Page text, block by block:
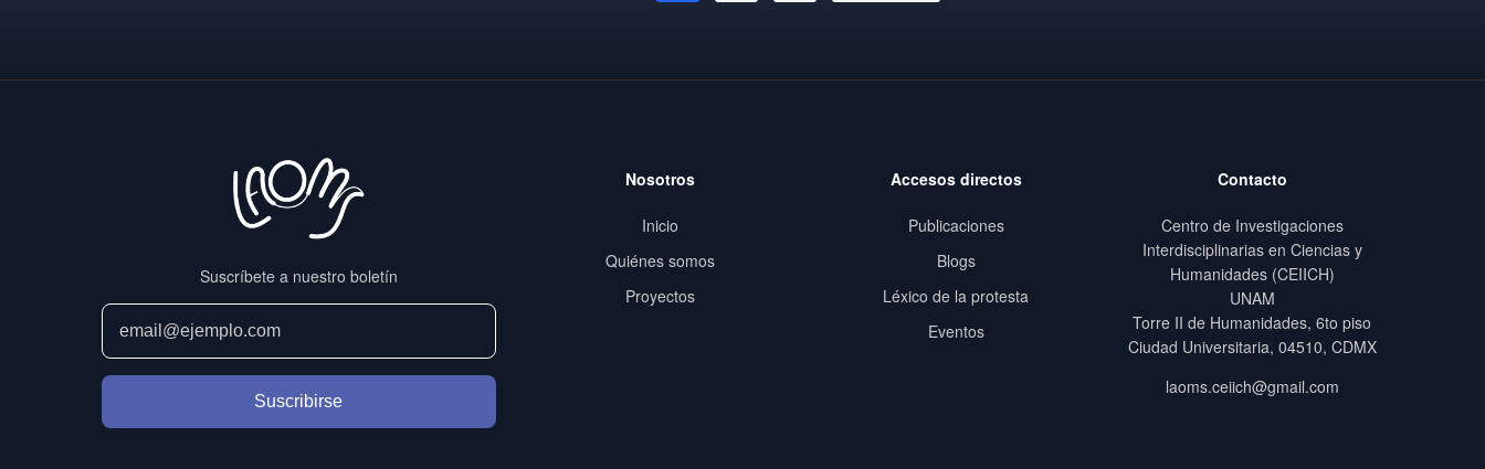
Suscríbete a nuestro boletín
Suscribirse
Nosotros
Inicio
Quiénes somos
Proyectos
Accesos directos
Publicaciones
Blogs
Léxico de la protesta
Eventos
Contacto
Centro de Investigaciones
Interdisciplinarias en Ciencias y
Humanidades (CEIICH)
UNAM
Torre II de Humanidades, 6to piso
Ciudad Universitaria, 04510, CDMX
laoms.ceiich@gmail.com